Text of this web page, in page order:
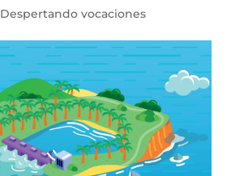
Despertando vocaciones